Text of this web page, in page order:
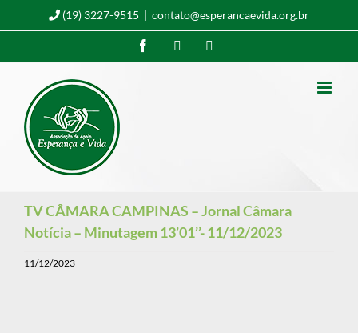
para
conteúdo
(19) 3227-9515 | contato@esperancaevida.org.br
FacebookInstagram
TV CÂMARA CAMPINAS – Jornal Câmara
Notícia – Minutagem 13’01’’- 11/12/2023
11/12/2023